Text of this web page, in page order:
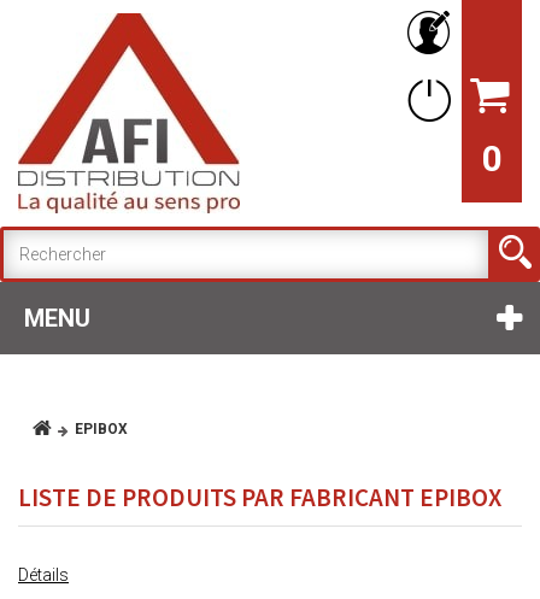
0
MENU
EPIBOX
LISTE DE PRODUITS PAR FABRICANT EPIBOX
Détails